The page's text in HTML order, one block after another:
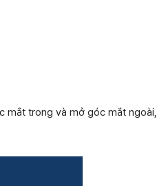
mắt trong và mở góc mắt ngoài,